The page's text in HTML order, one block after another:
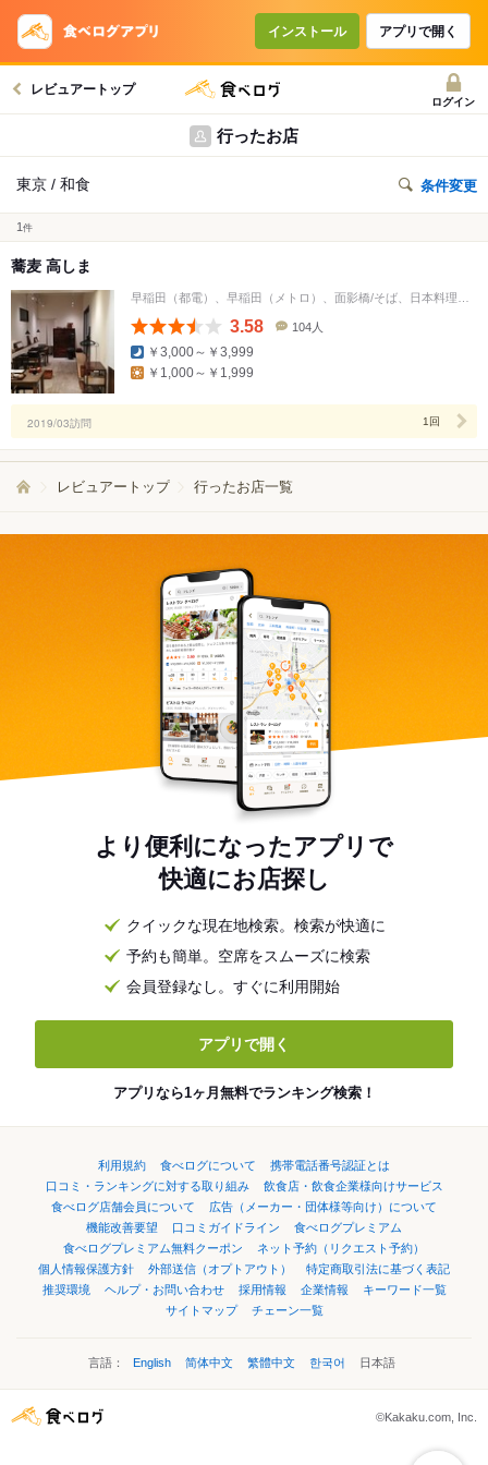
インストール アプリで開く
レビュアートップ
ログイン
行ったお店
東京 / 和食 条件変更
1 件
蕎麦 高しま
3.58
数
104人
￥3,000～￥3,999
￥1,000～￥1,999
2019/03訪問 1回
レビュアートップ 行ったお店一覧
より便利になったアプリで
快適にお店探し
クイックな現在地検索。検索が快適に
予約も簡単。空席をスムーズに検索
会員登録なし。すぐに利用開始
アプリで開く
アプリなら1ヶ月無料でランキング検索！
利用規約 食べログについて
携帯電話番号認証とは
口コミ・ランキングに対する取り組み
飲食店・飲食企業様向けサービス
食べログ店舗会員について
広告（メーカー・団体様等向け）について
機能改善要望
口コミガイドライン
食べログプレミアム
食べログプレミアム無料クーポン
ネット予約（リクエスト予約）
個人情報保護方針
外部送信（オプトアウト）
特定商取引法に基づく表記
推奨環境
ヘルプ・お問い合わせ 採用情報 企業情報
キーワード一覧
サイトマップ
チェーン一覧
言語： English 简体中文 繁體中文 한국어 日本語
©Kakaku.com, Inc.